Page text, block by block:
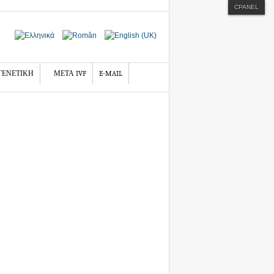
ΜΕΤΑ IVF E-MAIL
CPANEL